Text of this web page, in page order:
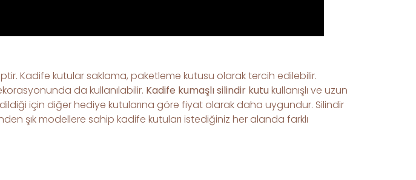
Kadife kutular saklama, paketleme kutusu olarak tercih edilebilir.
da kullanılabilir. Kadife kumaşlı silindir kutukullanışlı ve uzun
için diğer hediye kutularına göre fiyat olarak daha uygundur. Silindir
şık modellere sahip kadife kutuları istediğiniz her alanda farklı